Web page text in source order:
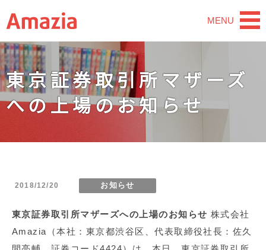
MENU
東京証券取引所マザーズ
への上場のお知らせ
2018/12/20 お知らせ
東京証券取引所マザーズへの上場のお知らせ 株式会社
Amazia（本社：東京都渋谷区、代表取締役社長：佐久